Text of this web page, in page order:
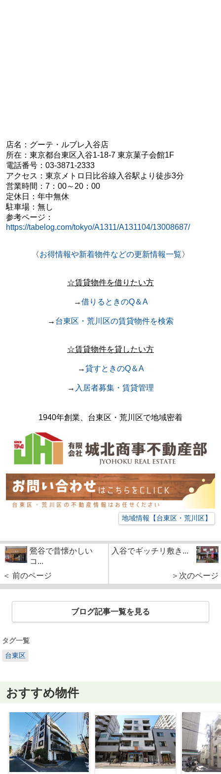
店名：グーテ・ルブレ入谷店
所在：東京都台東区入谷1-18-7 東京菓子会館1F
電話番号：03-3871-2333
アクセス：東京メトロ日比谷線入谷駅より徒歩3分
営業時間：7：00～20：00
定休日：年中無休
駐車場：無し
参考ページ：
https://tabelog.com/tokyo/A1311/A131104/13008687/
〈お得情報や新着物件などの更新情報一覧〉
☆賃貸物件を借りたい方
→借りるときのQ＆A
→ 台東区・荒川区の賃貸物件を検索
☆賃貸物件を貸したい方
→貸すときのQ＆A
→ 入居者募集・賃貸管理
1940年創業、台東区・荒川区で地域密着
地域情報【台東区・荒川区】
鶯谷で昔懐かしい
コ...
＜ 前のページ
入谷でギッチリ敷き...
＞次のページ
ブログ記事一覧を見る
タグ一覧
台東区
おすすめ物件